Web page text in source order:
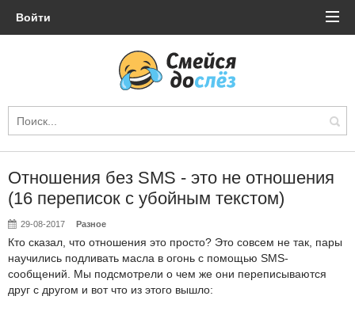
Войти
Отношения без SMS - это не отношения
(16 переписок с убойным текстом)
29-08-2017 Разное
Кто сказал, что отношения это просто? Это совсем не так, пары
научились подливать масла в огонь с помощью SMS-
сообщений. Мы подсмотрели о чем же они переписываются
друг с другом и вот что из этого вышло: